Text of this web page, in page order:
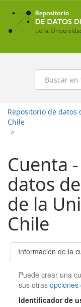
Ir
contenido
principal
Buscar
Repositorio de
Chile
>
Cuenta
datos
de la
Chile
Información de la
Puede crear una
sus otrasopciones
Identificador de